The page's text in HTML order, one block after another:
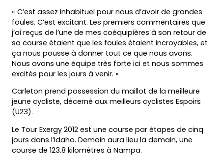
« C’est assez inhabituel pour nous d’avoir de grandes
foules. C’est excitant. Les premiers commentaires que
j’ai reçus de l’une de mes coéquipières à son retour de
sa course étaient que les foules étaient incroyables, et
ça nous pousse à donner tout ce que nous avons.
Nous avons une équipe très forte ici et nous sommes
excités pour les jours à venir. »
Carleton prend possession du maillot de la meilleure
jeune cycliste, décerné aux meilleurs cyclistes Espoirs
(U23).
Le Tour Exergy 2012 est une course par étapes de cinq
jours dans l’Idaho. Demain aura lieu la demain, une
course de 123.8 kilomètres à Nampa.